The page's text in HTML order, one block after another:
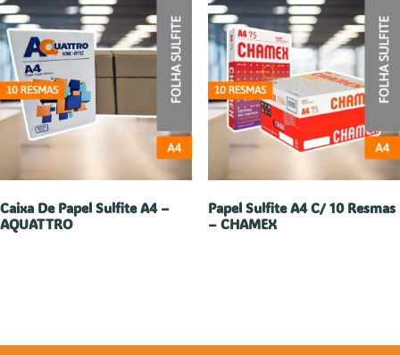
Caixa De Papel Sulfite A4 –
AQUATTRO
Papel Sulfite A4 C/ 10 Resmas
– CHAMEX